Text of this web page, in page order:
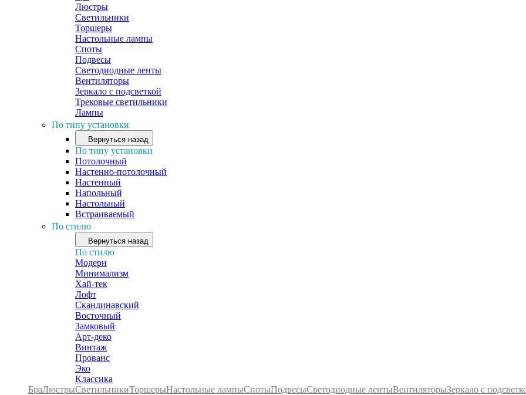
Люстры
Светильники
Торшеры
Настольные лампы
Споты
Подвесы
Светодиодные ленты
Вентиляторы
Зеркало с подсветкой
Трековые светильники
Лампы
По типу установки
Вернуться назад
По типу установки
Потолочный
Настенно-потолочный
Настенный
Напольный
Настольный
Встраиваемый
По стилю
Вернуться назад
По стилю
Модерн
Минимализм
Хай-тек
Лофт
Скандинавский
Восточный
Замковый
Арт-деко
Винтаж
Прованс
Эко
Классика
БраЛюстрыСветильникиТоршерыНастольные лампыСпотыПодвесыСветодиодные лентыВентиляторыЗеркало с